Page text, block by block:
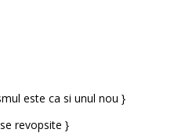
este ca si unul nou }
revopsite }